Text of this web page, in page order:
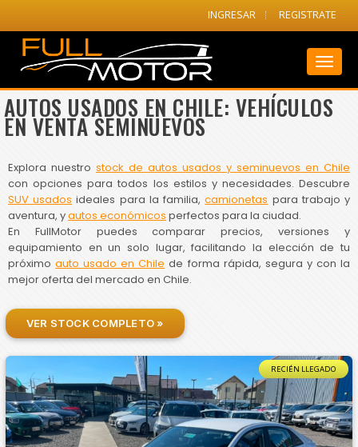
INGRESAR REGISTRATE
AUTOS USADOS EN CHILE: VEHÍCULOS
EN VENTA SEMINUEVOS
Explora nuestro stock de autos usados y seminuevos en Chile
con opciones para todos los estilos y necesidades. Descubre
SUV usados ideales para la familia,camionetas para trabajo y
aventura, yautos económicos perfectos para la ciudad.
En FullMotor puedes comparar precios, versiones y
equipamiento en un solo lugar, facilitando la elección de tu
próximoauto usado en Chile de forma rápida, segura y con la
mejor oferta del mercado en Chile.
VER STOCK COMPLETO »
RECIÉN LLEGADO